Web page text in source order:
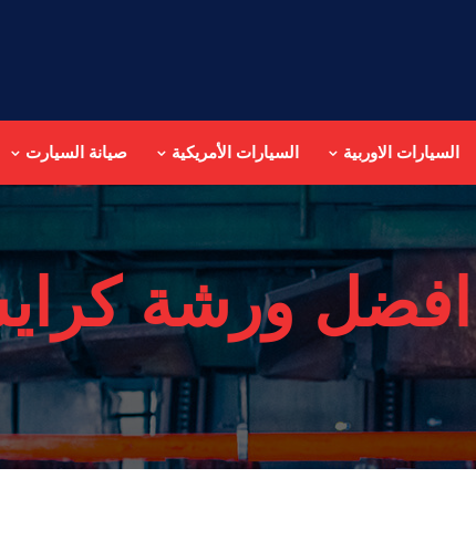
السيارات الاوربية السيارات الأمريكية صيانة السيارت
افضل ورشة